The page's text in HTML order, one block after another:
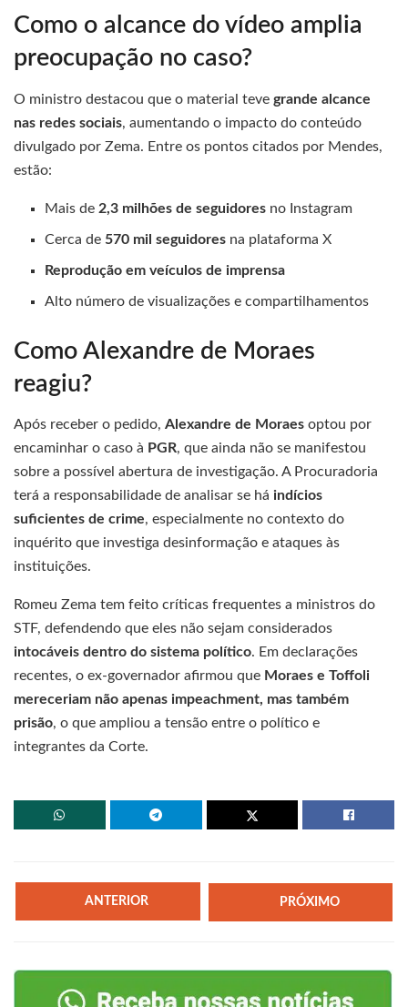
Como o alcance do vídeo amplia
preocupação no caso?
O ministro destacou que o material teve grande alcance
nas redes sociais, aumentando o impacto do conteúdo
divulgado por Zema. Entre os pontos citados por Mendes,
estão:
Mais de 2,3 milhões de seguidores no Instagram
Cerca de 570 mil seguidores na plataforma X
Reprodução em veículos de imprensa
Alto número de visualizações e compartilhamentos
Como Alexandre de Moraes
reagiu?
Após receber o pedido, Alexandre de Moraes optou por
encaminhar o caso à PGR, que ainda não se manifestou
sobre a possível abertura de investigação. A Procuradoria
terá a responsabilidade de analisar se há indícios
suficientes de crime, especialmente no contexto do
inquérito que investiga desinformação e ataques às
instituições.
Romeu Zema tem feito críticas frequentes a ministros do
STF, defendendo que eles não sejam considerados
intocáveis dentro do sistema político. Em declarações
recentes, o ex-governador afirmou que Moraes e Toffoli
mereceriam não apenas impeachment, mas também
prisão, o que ampliou a tensão entre o político e
integrantes da Corte.
ANTERIOR PRÓXIMO